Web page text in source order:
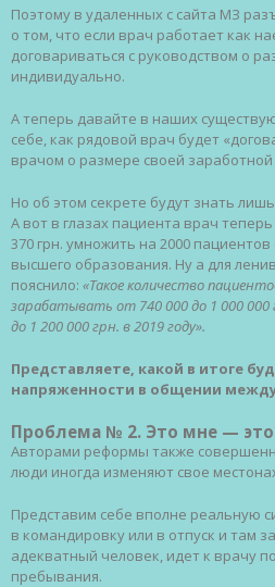
Поэтому в удаленных с сайта МЗ
о том, что если врач работает как
договариваться с руководством о
индивидуально.
А теперь давайте в наших
себе, как рядовой врач будет
врачом о размере своей
Но об этом секрете будут знать
А вот в глазах пациента врач
370 грн. умножить на 2000
высшего образования. Ну а для
пояснило: «Такое количество
зарабатывать от 740 000 до 1 000 000
до 1 200 000 грн. в 2019 году».
Представляете, какой в итоге
напряженности в общении
Проблема № 2. Это мне — это
Авторами реформы также
люди иногда изменяют свое
Представим себе вполне реальную
в командировку или в отпуск и там
адекватный человек, идет к врачу
пребывания.